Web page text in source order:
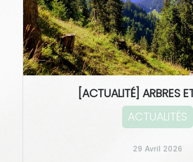
[ACTUALITÉ] ARBRES
ACTUALITÉS
29 Avril 2026